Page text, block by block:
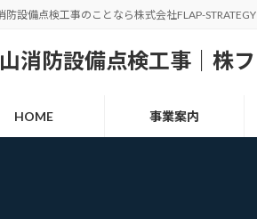
防設備点検工事のことなら株式会社FLAP-STRATEGY
HOME 事業案内